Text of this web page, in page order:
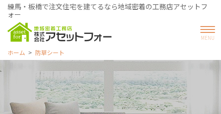
練馬・板橋で注文住宅を建てるなら地域密着の工務店アセットフ
ォー
ホーム 防草シート